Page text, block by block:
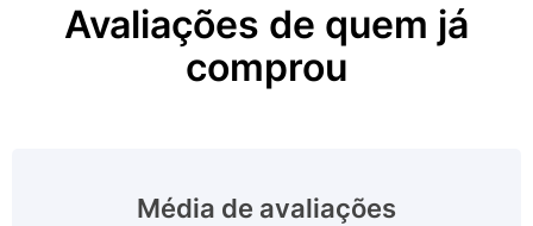
Avaliações de quem já
comprou
Média de avaliações